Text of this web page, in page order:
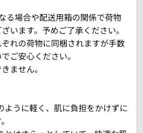
る場合や配送用箱の関係で荷物
います。予めご了承ください。
れの荷物に同梱されますが手数
ご安心ください。
ません。
うに軽く、肌に負担をかけずに